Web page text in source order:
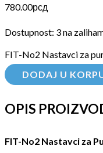
780.00рсд
Dostupnost: 3 na
FIT-No2 Nastavci za
DODAJ U
OPIS
FIT-No2 Nastavci za